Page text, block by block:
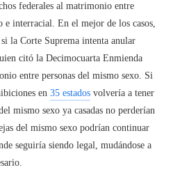
federales al matrimonio entre
e interracial. En el mejor de los casos,
la Corte Suprema intenta anular
citó la Decimocuarta Enmienda
entre personas del mismo sexo. Si
en 35 estados volvería a tener
mismo sexo ya casadas no perderían
del mismo sexo podrían continuar
seguiría siendo legal, mudándose a